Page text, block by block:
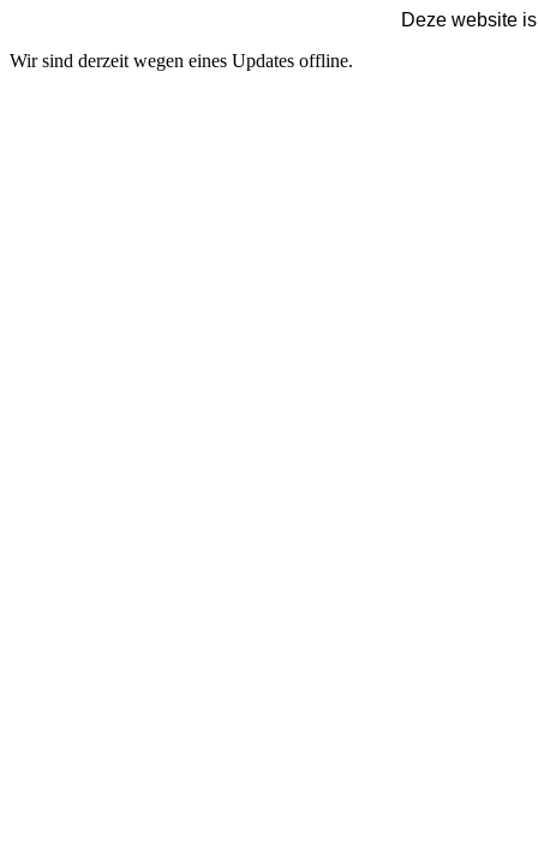
Deze website
Wir sind derzeit wegen eines Updates offline.